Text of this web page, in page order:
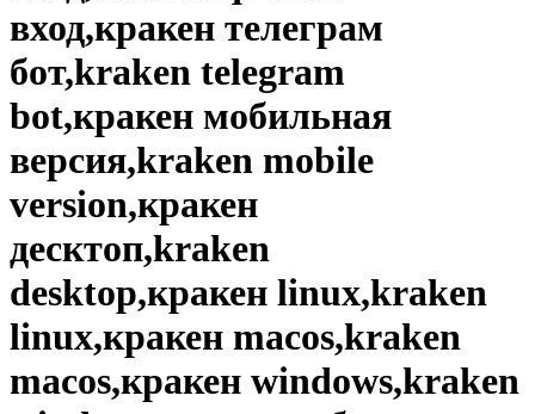
вход,кракен телеграм
бот,kraken telegram
bot,кракен мобильная
версия,kraken mobile
version,кракен
десктоп,kraken
desktop,кракен linux,kraken
linux,кракен macos,kraken
macos,кракен windows,kraken